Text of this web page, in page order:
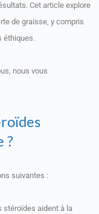
Cet article explore
de graisse, y compris
éthiques.
nous vous
?
suivantes :
stéroïdes aident à la